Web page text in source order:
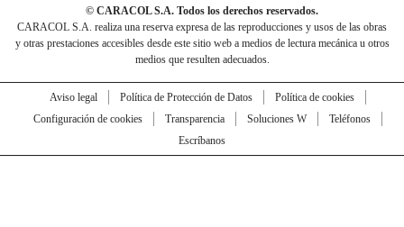
© CARACOL S.A. Todos los derechos reservados.
CARACOL S.A. realiza una reserva expresa de las reproducciones y usos de las obras
y otras prestaciones accesibles desde este sitio web a medios de lectura mecánica u otros
medios que resulten adecuados.
Aviso legal Política de Protección de Datos
Política de cookies
Configuración de cookies
Transparencia Soluciones W
Teléfonos
Escríbanos